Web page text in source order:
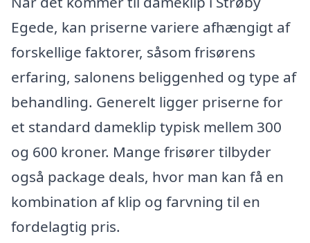
Egede, kan priserne variere afhængigt af
forskellige faktorer, såsom frisørens
erfaring, salonens beliggenhed og type af
behandling. Generelt ligger priserne for
et standard dameklip typisk mellem 300
og 600 kroner. Mange frisører tilbyder
også package deals, hvor man kan få en
kombination af klip og farvning til en
fordelagtig pris.